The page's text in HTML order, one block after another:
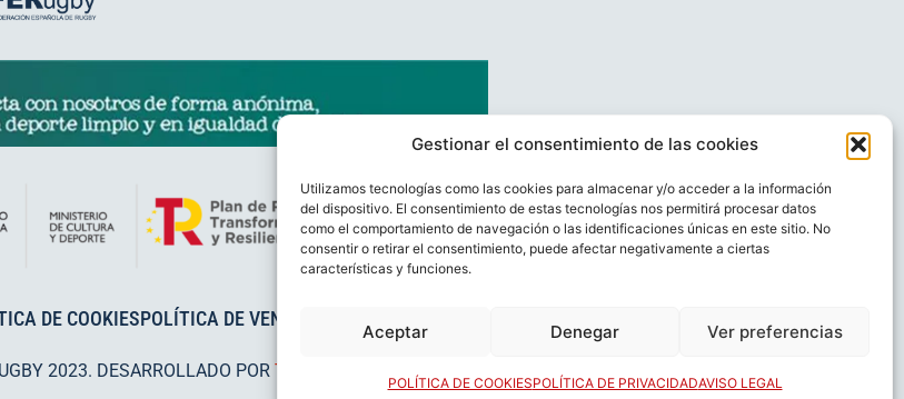
Gestionar el consentimiento de las cookies
Utilizamos tecnologías como las cookies para almacenar y/o acceder a la información
del dispositivo. El consentimiento de estas tecnologías nos permitirá procesar datos
como el comportamiento de navegación o las identificaciones únicas en este sitio. No
consentir o retirar el consentimiento, puede afectar negativamente a ciertas
características y funciones.
Aceptar Denegar Ver preferencias
POLÍTICA DE COOKIESPOLÍTICA DE PRIVACIDADAVISO LEGAL
DE COOKIESPOLÍTICA DE VENTAS
2023. DESARROLLADO POR TOOOLS